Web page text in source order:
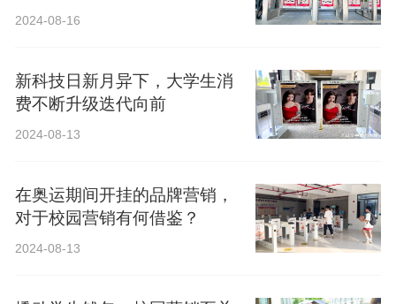
了！
2024-08-16
新科技日新月异下，大学生消
费不断升级迭代向前
2024-08-13
在奥运期间开挂的品牌营销，
对于校园营销有何借鉴？
2024-08-13